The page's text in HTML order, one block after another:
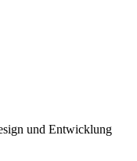
und Entwicklung